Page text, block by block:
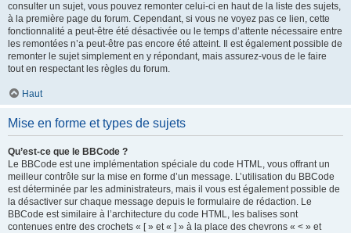
consulter un sujet, vous pouvez remonter celui-ci en haut de la liste des sujets,
à la première page du forum. Cependant, si vous ne voyez pas ce lien, cette
fonctionnalité a peut-être été désactivée ou le temps d’attente nécessaire entre
les remontées n’a peut-être pas encore été atteint. Il est également possible de
remonter le sujet simplement en y répondant, mais assurez-vous de le faire
tout en respectant les règles du forum.
Haut
Mise en forme et types de sujets
Qu’est-ce que le BBCode ?
Le BBCode est une implémentation spéciale du code HTML, vous offrant un
meilleur contrôle sur la mise en forme d’un message. L’utilisation du BBCode
est déterminée par les administrateurs, mais il vous est également possible de
la désactiver sur chaque message depuis le formulaire de rédaction. Le
BBCode est similaire à l’architecture du code HTML, les balises sont
contenues entre des crochets « [ » et « ] » à la place des chevrons « < » et